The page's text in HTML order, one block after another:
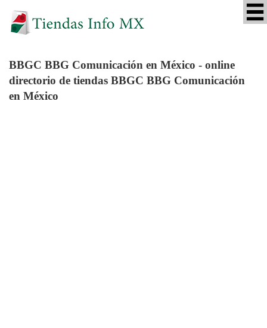
BBGC BBG Comunicación en México - online
directorio de tiendas BBGC BBG Comunicación
en México